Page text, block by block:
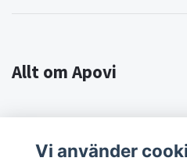
Allt om Apovi
Om Apovi
Vi använder